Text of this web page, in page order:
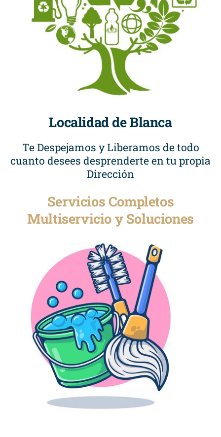
Localidad de Blanca
Te Despejamos y Liberamos de todo
cuanto desees desprenderte en tu propia
Dirección
Servicios Completos
Multiservicio y Soluciones